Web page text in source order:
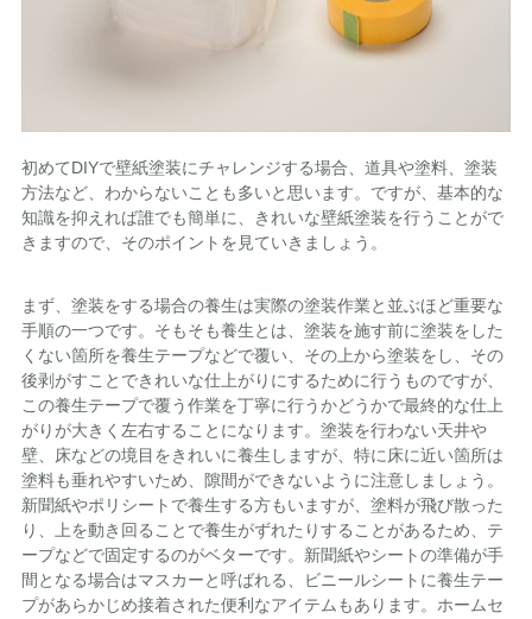
初めてDIYで壁紙塗装にチャレンジする場合、道具や塗料、塗装
方法など、わからないことも多いと思います。ですが、基本的な
知識を抑えれば誰でも簡単に、きれいな壁紙塗装を行うことがで
きますので、そのポイントを見ていきましょう。
まず、塗装をする場合の養生は実際の塗装作業と並ぶほど重要な
手順の一つです。そもそも養生とは、塗装を施す前に塗装をした
くない箇所を養生テープなどで覆い、その上から塗装をし、その
後剥がすことできれいな仕上がりにするために行うものですが、
この養生テープで覆う作業を丁寧に行うかどうかで最終的な仕上
がりが大きく左右することになります。塗装を行わない天井や
壁、床などの境目をきれいに養生しますが、特に床に近い箇所は
塗料も垂れやすいため、隙間ができないように注意しましょう。
新聞紙やポリシートで養生する方もいますが、塗料が飛び散った
り、上を動き回ることで養生がずれたりすることがあるため、テ
ープなどで固定するのがベターです。新聞紙やシートの準備が手
間となる場合はマスカーと呼ばれる、ビニールシートに養生テー
プがあらかじめ接着された便利なアイテムもあります。ホームセ